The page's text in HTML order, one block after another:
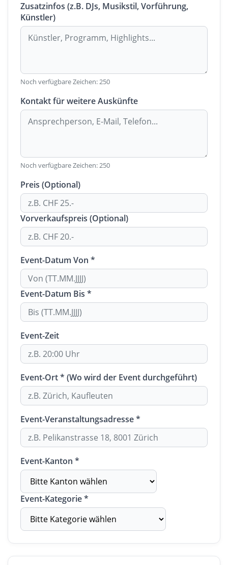
Zusatzinfos (z.B. DJs, Musikstil, Vorführung,
Künstler)
Noch verfügbare Zeichen:250
Kontakt für weitere Auskünfte
Noch verfügbare Zeichen:250
Preis (Optional)
Vorverkaufspreis (Optional)
Event-Datum Von *
Event-Datum Bis *
Event-Zeit
Event-Ort * (Wo wird der Event durchgeführt)
Event-Veranstaltungsadresse *
Event-Kanton *
Event-Kategorie *